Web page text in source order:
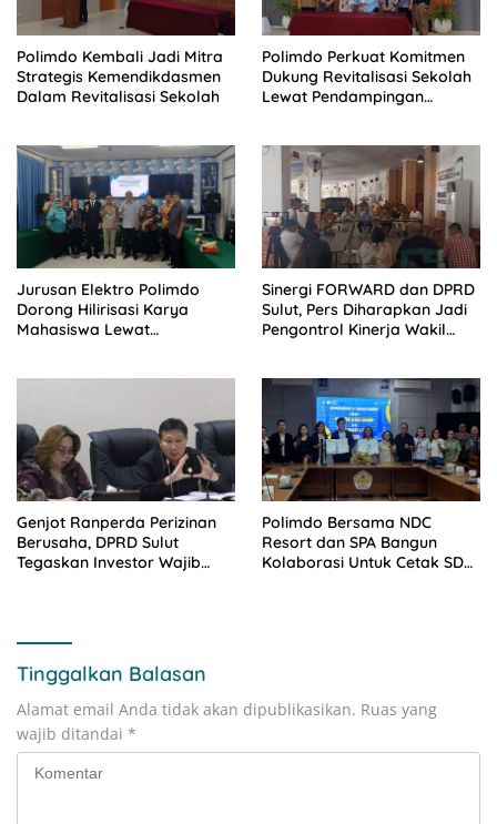
Polimdo Kembali Jadi Mitra
Strategis Kemendikdasmen
Dalam Revitalisasi Sekolah
Polimdo Perkuat Komitmen
Dukung Revitalisasi Sekolah
Lewat Pendampingan
Jurusan Elektro Polimdo
Dorong Hilirisasi Karya
Mahasiswa Lewat
Sinergi FORWARD dan DPRD
Sulut, Pers Diharapkan Jadi
Pengontrol Kinerja Wakil
Genjot Ranperda Perizinan
Berusaha, DPRD Sulut
Tegaskan Investor Wajib
Polimdo Bersama NDC
Resort dan SPA Bangun
Kolaborasi Untuk Cetak SDM
Tinggalkan Balasan
Alamat email Anda tidak akan dipublikasikan. Ruas yang
wajib ditandai *